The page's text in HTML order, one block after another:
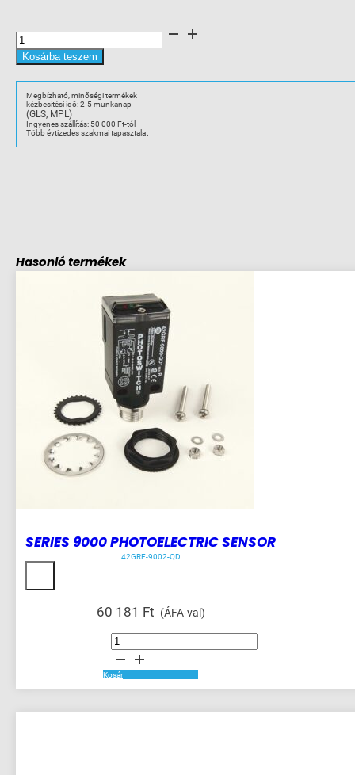
42KA-
T2KPFK-
A2
érz.
vevő,
mini
mennyiség
Kosárba teszem
Megbízható, minőségi termékek
kézbesítési idő: 2-5 munkanap
(GLS, MPL)
Ingyenes szállítás: 50 000 Ft-tól
Több évtizedes szakmai tapasztalat
Hasonló termékek
SERIES 9000 PHOTOELECTRIC SENSOR
42GRF-9002-QD
60 181 Ft (ÁFA-val)
SERIES
9000
PHOTOELECTRIC
SENSOR
mennyiség
Kosár